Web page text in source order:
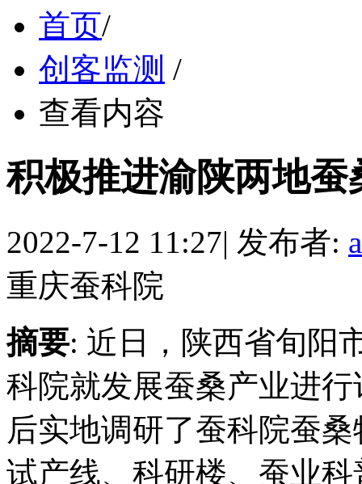
首页/
创客监测 /
查看内容
积极推进渝陕两地
2022-7-12 11:27| 发布者:
重庆蚕科院
摘要: 近日，陕西省旬阳
科院就发展蚕桑产业进
后实地调研了蚕科院蚕
试产线、科研楼、蚕业